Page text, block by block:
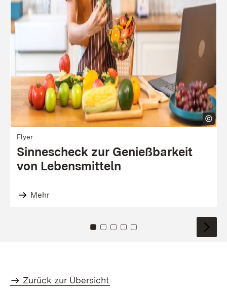
Flyer
Sinnes­check zur Genieß­barkeit
von Lebens­mitteln
Mehr
Zu Kachel: 0
Zu Kachel: 1
Zu Kachel: 2
Zu Kachel: 3
Zu Kachel: 4
Zurück zur Übersicht